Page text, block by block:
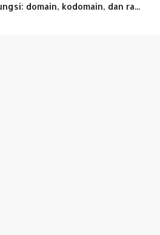
domain, kodomain, dan ra...